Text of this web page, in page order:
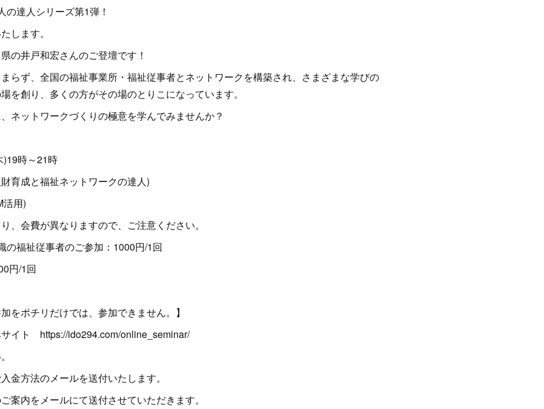
の達人シリーズ第1弾！
します。
の井戸和宏さんのご登壇です！
らず、全国の福祉事業所・福祉従事者とネットワークを構築され、さまざまな学びの
を創り、多くの方がその場のとりこになっています。
ネットワークづくりの極意を学んでみませんか？
)19時～21時
育成と福祉ネットワークの達人)
活用)
、会費が異なりますので、ご注意ください。
の福祉従事者のご参加：1000円/1回
円/1回
をポチリだけでは、参加できません。】
イト https://ido294.com/online_seminar/
金方法のメールを送付いたします。
案内をメールにて送付させていただきます。